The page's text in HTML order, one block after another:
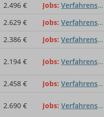
2.496 € Jobs Verfahrensmechaniker - Glastechnik
2.629 € Jobs Verfahrensmechaniker - Glastechnik
2.386 € Jobs Verfahrensmechaniker - Glastechnik
2.194 € Jobs Verfahrensmechaniker - Glastechnik
2.458 € Jobs Verfahrensmechaniker - Glastechnik
2.690 € Jobs Verfahrensmechaniker - Glastechnik